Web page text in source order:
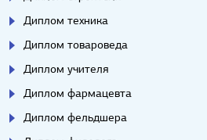
Диплом техника
Диплом товароведа
Диплом учителя
Диплом фармацевта
Диплом фельдшера